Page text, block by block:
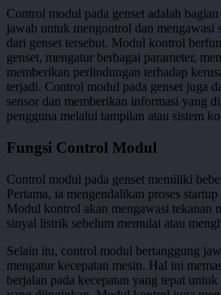
Control modul pada genset adalah
jawab untuk mengontrol dan mengawasi
dari genset tersebut. Modul kontrol
genset, mengatur berbagai parameter,
memberikan perlindungan terhadap
terjadi. Control modul pada genset juga
sensor dan memberikan informasi yang
pengguna melalui tampilan atau sistem
Fungsi Control Modul
Control modul pada genset memiliki
Pertama, ia mengendalikan proses
Modul kontrol akan mengawasi tekanan
sinyal listrik sebelum memulai atau
Selain itu, control modul bertanggung
mengatur kecepatan mesin. Hal ini
berjalan pada kecepatan yang tepat